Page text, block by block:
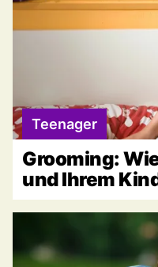
Teenager
Grooming:
und Ihrem